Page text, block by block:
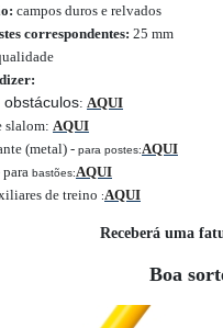
campos duros e relvados
correspondentes: 25 mm
obstáculos: AQUI
slalom: AQUI
(metal) - para postes:AQUI
bastões:AQUI
de treino :AQUI
Receberá uma
Boa